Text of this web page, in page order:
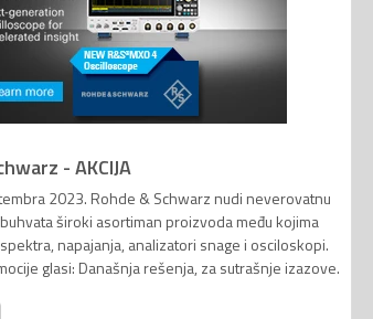
- AKCIJA
2023. Rohde & Schwarz nudi neverovatnu
široki asortiman proizvoda među kojima
napajanja, analizatori snage i osciloskopi.
glasi: Današnja rešenja, za sutrašnje izazove.